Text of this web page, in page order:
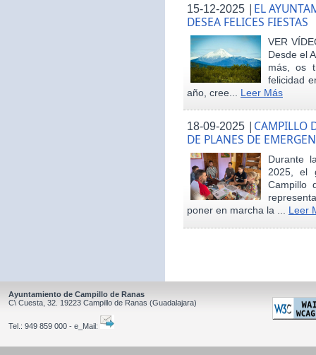
15-12-2025 | EL
DESEA FELICES FIESTAS
VER
Desde el
más, os
felicidad
año, cree... Leer Más
18-09-2025 | CAMPILLO
DE PLANES DE
Durante
2025, el
Campillo
poner en marcha la ... Leer
Ayuntamiento de Campillo de Ranas
C\ Cuesta, 32. 19223 Campillo de Ranas (Guadalajara)
Tel.: 949 859 000 - e_Mail: